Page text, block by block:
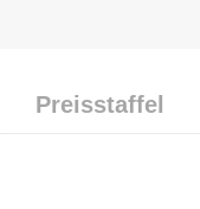
Preisstaffel